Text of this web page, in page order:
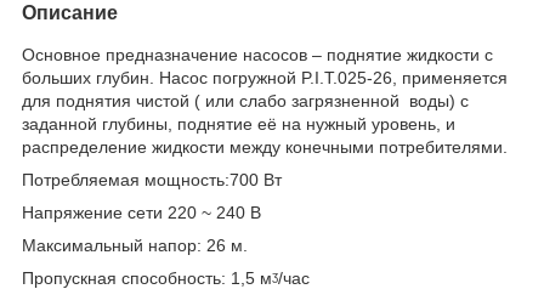
Описание
Основное предназначение насосов – поднятие жидкости с
больших глубин. Насос погружной P.I.T.025-26, применяется
для поднятия чистой ( или слабо загрязненной воды) с
заданной глубины, поднятие её на нужный уровень, и
распределение жидкости между конечными потребителями.
Потребляемая мощность:700 Вт
Напряжение сети 220 ~ 240 В
Максимальный напор: 26 м.
Пропускная способность: 1,5 мᶾ/час